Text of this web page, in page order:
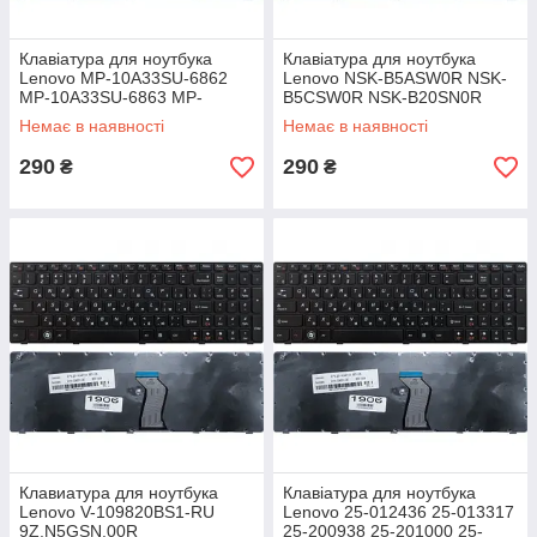
Клавіатура для ноутбука
Lenovo MP-10A33SU-6862
MP-10A33SU-6863 MP-
10A33SU-6864 MP-10A33SU-
686B MP-10A33SU-6869
Немає в наявності
290 ₴
Клавіатура для ноутбука
Lenovo NSK-B5ASW0R NSK-
B5CSW0R NSK-B20SN0R
NSK-B50SC V-117020CS1-RU
V-117020AS1-RU
Немає в наявності
290 ₴
Клавиатура для ноутбука
Lenovo V-109820BS1-RU
9Z.N5GSN.00R
Клавіатура для ноутбука
Lenovo 25-012436 25-013317
25-200938 25-201000 25-